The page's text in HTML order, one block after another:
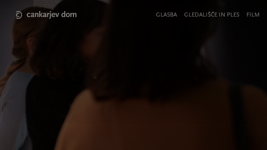
main
MeniGLASBA GLEDALIŠČE IN PLES FILM